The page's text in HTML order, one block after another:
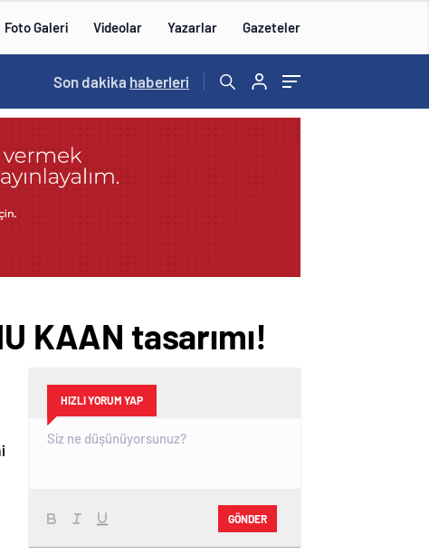
Foto Galeri Videolar Yazarlar Gazeteler
14:57 /
Son dakika haberleri
KAAN tasarımı!
HIZLI YORUM YAP
GÖNDER